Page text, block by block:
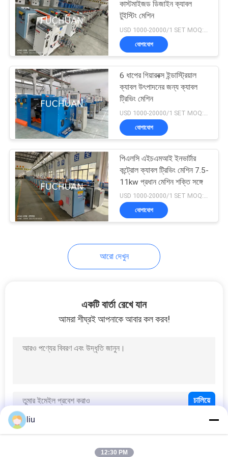
ওয়্যার Extruder মেশিন
70
পিভিসি এক্সট্রুশন মেশিন
42
কাস্টমাইজড ডিজাইন ক্যাবল
টুইস্টিং মেশিন
যোগাযোগ
6 ধাপের গিয়ারবক্স ইন্ডাস্ট্রিয়াল
ক্যাবল উৎপাদনের জন্য ক্যাবল
ট্রিভিং মেশিন
যোগাযোগ
পিএলসি এইচএমআই ইনভার্টার
কন্ট্রোল ক্যাবল ট্রিভিং মেশিন 7.5-
11kw প্রধান মেশিন শক্তি সঙ্গে
USD 1000-20000/1 SET MOQ:১ সেট
যোগাযোগ
আরো দেখুন
একটি বার্তা রেখে যান
আমরা শীঘ্রই আপনাকে আবার কল করব!
liu
12:30 PM